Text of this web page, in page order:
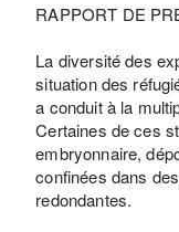
RAPPORT DE
La diversité des
situation des
a conduit à la
Certaines de ces
embryonnaire,
confinées dans
redondantes.